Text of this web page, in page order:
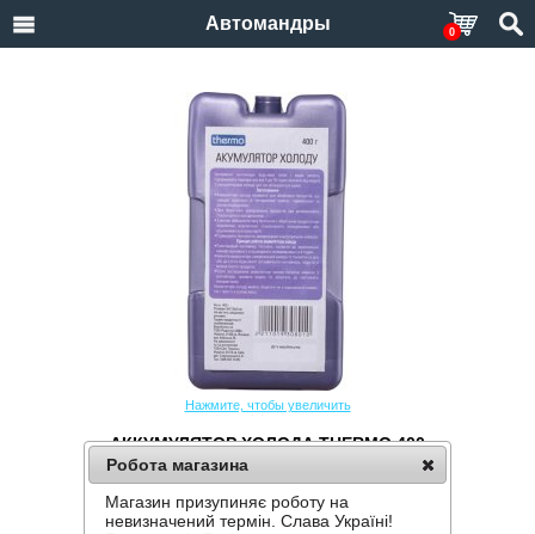
Автомандры 0
Нажмите, чтобы увеличить
АККУМУЛЯТОР ХОЛОДА THERMO 400
Производитель: Thermo
Код товара:Thermo 400
Робота магазина
Магазин призупиняє роботу на
невизначений термін. Слава Україні!